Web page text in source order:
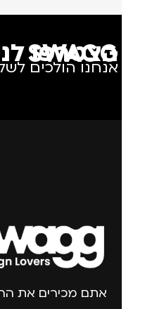
הצטרפו לניוזלטר של SWAGG
אנחנו הולכים
אתם מכירים את